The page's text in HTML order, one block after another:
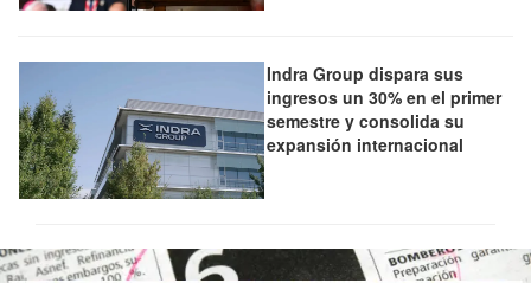
Indra Group dispara sus
ingresos un 30% en el primer
semestre y consolida su
expansión internacional